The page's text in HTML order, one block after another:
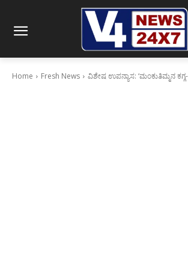
Home Fresh News ವಿಶೇಷ ಉಪನ್ಯಾಸ: ‘ಮಂಕುತಿಮ್ಮನ